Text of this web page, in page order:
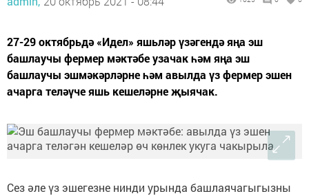
27-29 октябрьдә «Идел» яшьләр үзәгендә яңа эш
башлаучы фермер мәктәбе узачак һәм яңа эш
башлаучы эшмәкәрләрне һәм авылда үз фермер эшен
ачарга теләүче яшь кешеләрне җыячак.
Сез әле үз эшегезне нинди урында башлаячагыгызны